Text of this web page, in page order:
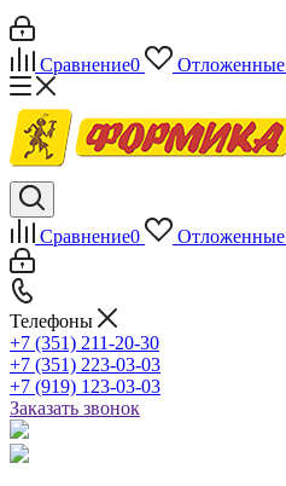
Сравнение0 Отложенные
Сравнение0 Отложенные
Телефоны
+7 (351) 211-20-30
+7 (351) 223-03-03
+7 (919) 123-03-03
Заказать звонок